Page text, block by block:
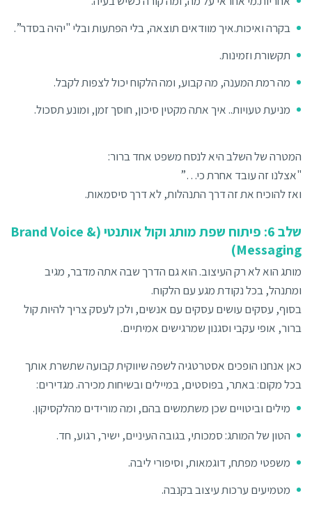
בקרה ואיכות.איך מוודאים תוצאה, בלי הפתעות ובלי "יהיה בסדר”.
תקשורת וזמינות.
מה רמת המענה, מה קבוע, ומה הלקוח יכול לצפות לקבל.
מניעת טעויות.. איך אתה מקטין סיכון, חוסך זמן, ומונע תסכול.
המטרה של השלב היא לנסח משפט אחד ברור:
"אצלנו זה עובד אחרת כי…”
ואז להוכיח את זה דרך התנהלות, לא דרך סיסמאות.
שלב 6: פיתוח שפת מותג וקול אותנטי (Brand Voice &
Messaging)
מותג הוא לא רק העיצוב. הוא גם הדרך שבה אתה מדבר, מגיב
ומתנהל, בכל נקודת מגע עם הלקוח.
בסוף, עסקים עושים עסקים עם אנשים, ולכן לעסק צריך להיות קול
ברור, אופי עקבי וסגנון שמרגישים אמיתיים.
כאן אנחנו הופכים אסטרטגיה לשפה שיווקית קבועה שתשרת אותך
בכל מקום: באתר, בפוסטים, במיילים ובשיחות מכירה. מגדירים:
מילים וביטויים שכן משתמשים בהם, ומה מורידים מהלקסיקון.
הטון של המותג: סמכותי, בגובה העיניים, ישיר, רגוע, חד.
משפטי מפתח, דוגמאות, וסיפורי ליבה.
מטמיעים ערכות עיצוב בקנבה.